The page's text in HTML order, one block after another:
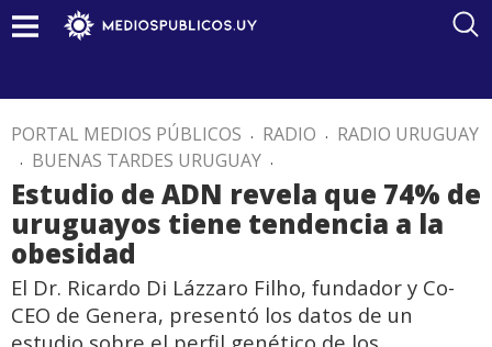
PORTAL MEDIOS PÚBLICOS . RADIO . RADIO URUGUAY
. BUENAS TARDES URUGUAY .
Estudio de ADN revela que 74% de
uruguayos tiene tendencia a la
obesidad
El Dr. Ricardo Di Lázzaro Filho, fundador y Co-
CEO de Genera, presentó los datos de un